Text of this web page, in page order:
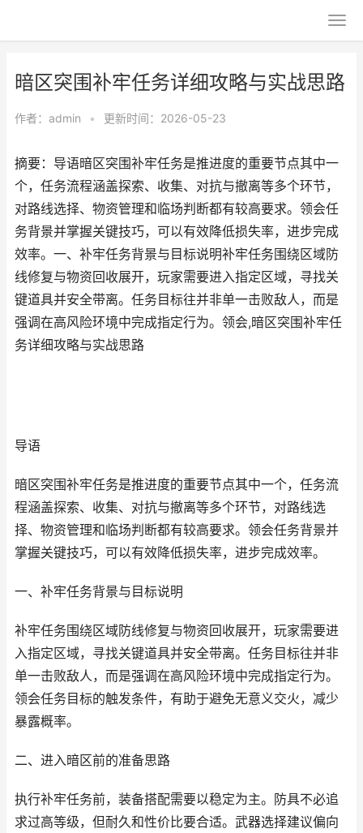
暗区突围补牢任务详细攻略与实战思路
作者： admin • 更新时间：2026-05-23
摘要：导语暗区突围补牢任务是推进度的重要节点其中一
个，任务流程涵盖探索、收集、对抗与撤离等多个环节，
对路线选择、物资管理和临场判断都有较高要求。领会任
务背景并掌握关键技巧，可以有效降低损失率，进步完成
效率。一、补牢任务背景与目标说明补牢任务围绕区域防
线修复与物资回收展开，玩家需要进入指定区域，寻找关
键道具并安全带离。任务目标往并非单一击败敌人，而是
强调在高风险环境中完成指定行为。领会,暗区突围补牢任
务详细攻略与实战思路
导语
暗区突围补牢任务是推进度的重要节点其中一个，任务流
程涵盖探索、收集、对抗与撤离等多个环节，对路线选
择、物资管理和临场判断都有较高要求。领会任务背景并
掌握关键技巧，可以有效降低损失率，进步完成效率。
一、补牢任务背景与目标说明
补牢任务围绕区域防线修复与物资回收展开，玩家需要进
入指定区域，寻找关键道具并安全带离。任务目标往并非
单一击败敌人，而是强调在高风险环境中完成指定行为。
领会任务目标的触发条件，有助于避免无意义交火，减少
暴露概率。
二、进入暗区前的准备思路
执行补牢任务前，装备搭配需要以稳定为主。防具不必追
求过高等级，但耐久和性价比要合适。武器选择建议偏向